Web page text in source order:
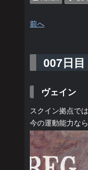
前へ
007日目
ヴェイン
スクイン拠点で
今の運動能力な